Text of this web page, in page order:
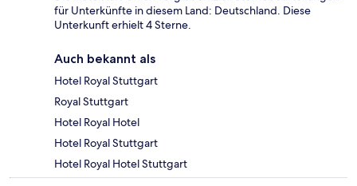
für Unterkünfte in diesem Land: Deutschland. Diese
Unterkunft erhielt 4 Sterne.
Auch bekannt als
Hotel Royal Stuttgart
Royal Stuttgart
Hotel Royal Hotel
Hotel Royal Stuttgart
Hotel Royal Hotel Stuttgart